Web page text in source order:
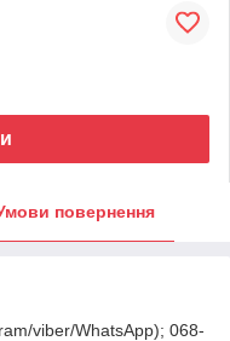
повернення
viber/WhatsApp); 068-